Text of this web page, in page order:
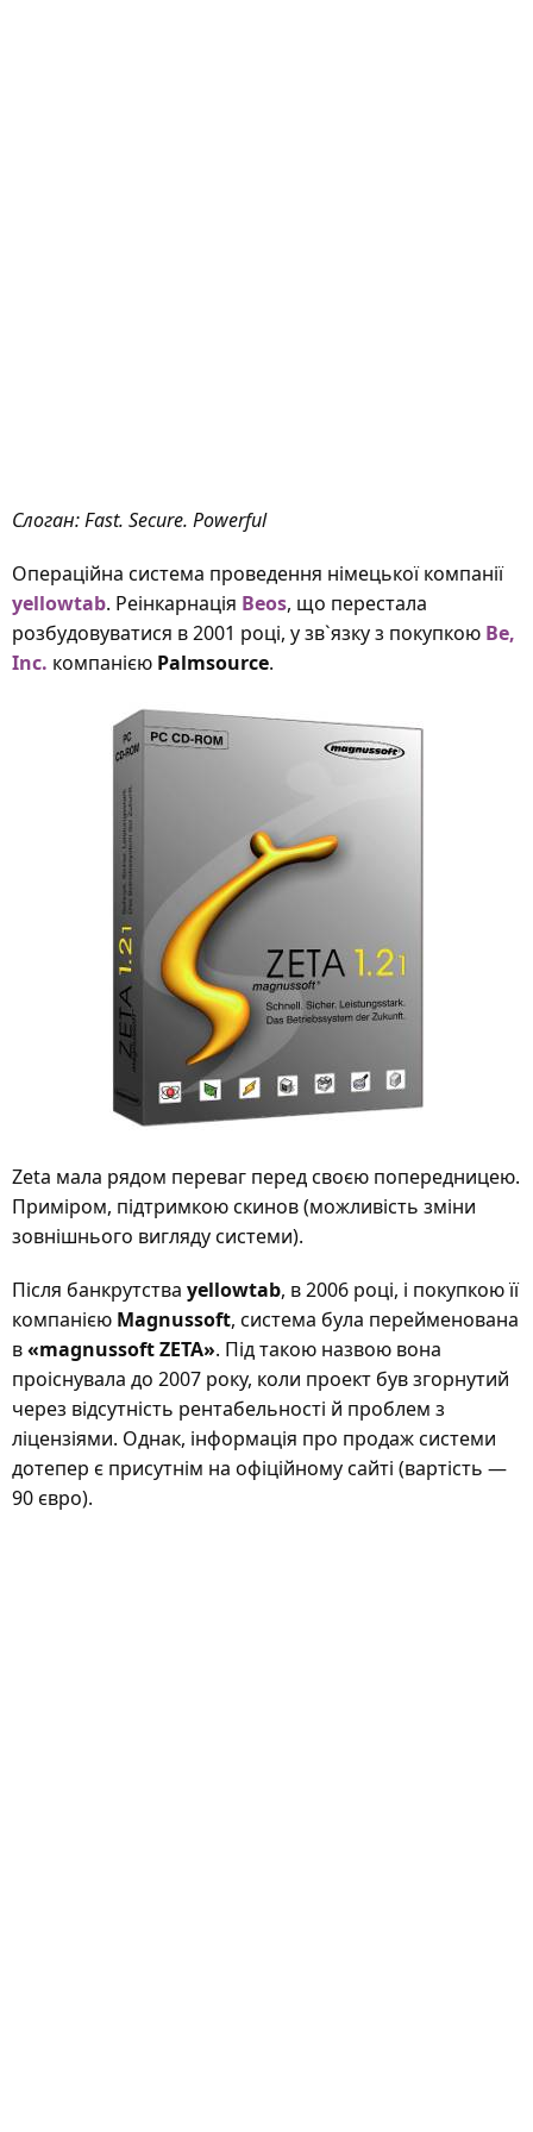
Слоган: Fast. Secure. Powerful
Операційна система проведення німецької компанії
yellowtab. Реінкарнація Beos, що перестала
розбудовуватися в 2001 році, у зв`язку з покупкою Be,
Inc. компанією Palmsource.
Zeta мала рядом переваг перед своєю попередницею.
Приміром, підтримкою скинов (можливість зміни
зовнішнього вигляду системи).
Після банкрутства yellowtab, в 2006 році, і покупкою її
компанією Magnussoft, система була перейменована
в«magnussoft ZETA». Під такою назвою вона
проіснувала до 2007 року, коли проект був згорнутий
через відсутність рентабельності й проблем з
ліцензіями. Однак, інформація про продаж системи
дотепер є присутнім на офіційному сайті (вартість —
90 євро).